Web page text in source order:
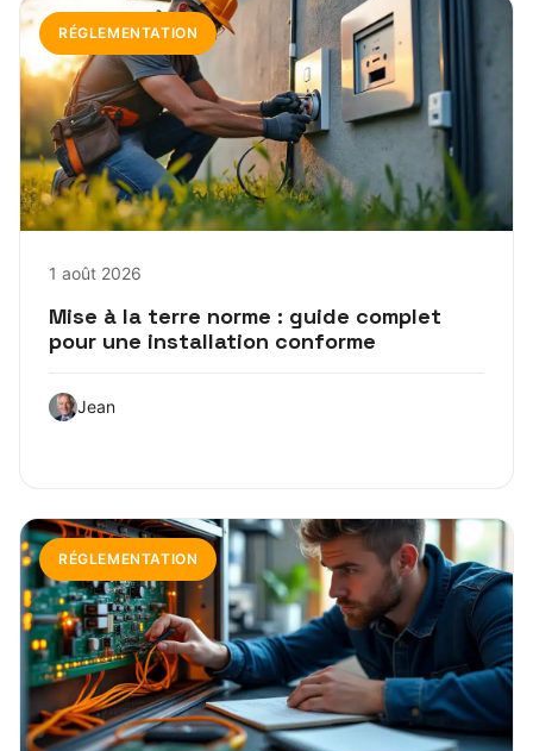
RÉGLEMENTATION
1 août 2026
Mise à la terre norme : guide complet
pour une installation conforme
Jean
RÉGLEMENTATION